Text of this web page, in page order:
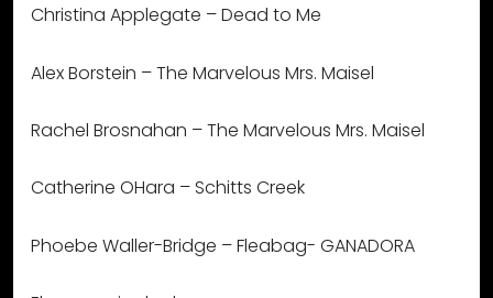
Christina Applegate – Dead to Me
Alex Borstein – The Marvelous Mrs. Maisel
Rachel Brosnahan – The Marvelous Mrs. Maisel
Catherine OHara – Schitts Creek
Phoebe Waller-Bridge – Fleabag- GANADORA